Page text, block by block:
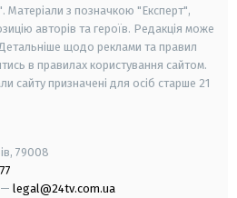
Матеріали з позначкою "Експерт",
авторів та героїв. Редакція може
Детальніше щодо реклами та правил
в правилах користування сайтом.
сайту призначені для осіб старше 21
79008
— legal@24tv.com.ua